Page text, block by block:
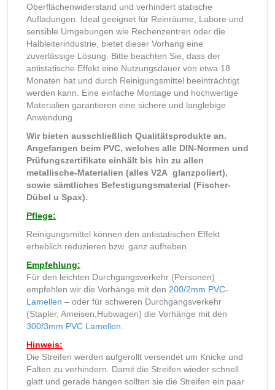
Oberflächenwiderstand und verhindert statische
Aufladungen. Ideal geeignet für Reinräume, Labore und
sensible Umgebungen wie Rechenzentren oder die
Halbleiterindustrie, bietet dieser Vorhang eine
zuverlässige Lösung. Bitte beachten Sie, dass der
antistatische Effekt eine Nutzungsdauer von etwa 18
Monaten hat und durch Reinigungsmittel beeinträchtigt
werden kann. Eine einfache Montage und hochwertige
Materialien garantieren eine sichere und langlebige
Anwendung.
Wir bieten ausschließlich Qualitätsprodukte an.
Angefangen beim PVC, welches alle DIN-Normen und
Prüfungszertifikate einhält bis hin zu allen
metallische-Materialien (alles V2A glanzpoliert),
sowie sämtliches Befestigungsmaterial (Fischer-
Dübel u Spax).
Pflege:
Reinigungsmittel können den antistatischen Effekt
erheblich reduzieren bzw. ganz aufheben
Empfehlung:
Für den leichten Durchgangsverkehr (Personen)
empfehlen wir die Vorhänge mit den 200/2mm PVC-
Lamellen – oder für schweren Durchgangsverkehr
(Stapler, Ameisen,Hubwagen) die Vorhänge mit den
300/3mm PVC Lamellen
Hinweis:
Die Streifen werden aufgerollt versendet um Knicke und
Falten zu verhindern. Damit die Streifen wieder schnell
glatt und gerade hängen sollten sie die Streifen ein paar